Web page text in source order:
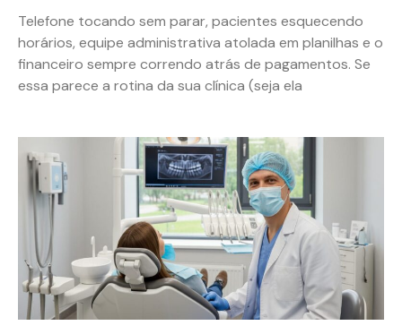
Telefone tocando sem parar, pacientes esquecendo
horários, equipe administrativa atolada em planilhas e o
financeiro sempre correndo atrás de pagamentos. Se
essa parece a rotina da sua clínica (seja ela